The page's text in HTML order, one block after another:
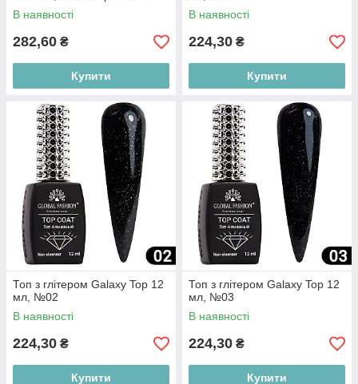
мл
В наявності
282,60 ₴
Купити
В наявності
224,30 ₴
Купити
Топ з глітером Galaxy Top 12
мл, №02
В наявності
224,30 ₴
Купити
Топ з глітером Galaxy Top 12
мл, №03
В наявності
224,30 ₴
Купити